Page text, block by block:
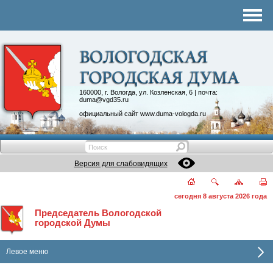
160000, г. Вологда, ул. Козленская, 6 | почта:
duma@vgd35.ru
официальный сайт www.duma-vologda.ru
Контакты
Депутатские объединения
Версия для слабовидящих
сегодня 8 августа 2026 года
Председатель Вологодской
городской Думы
Левое меню